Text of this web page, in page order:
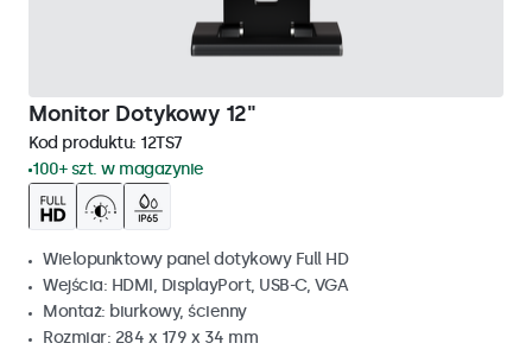
Monitor Dotykowy 12"
Kod produktu: 12TS7
100+ szt. w magazynie
Wielopunktowy panel dotykowy Full HD
Wejścia: HDMI, DisplayPort, USB-C, VGA
Montaż: biurkowy, ścienny
Rozmiar: 284 x 179 x 34 mm